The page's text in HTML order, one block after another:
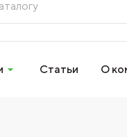
Статьи О